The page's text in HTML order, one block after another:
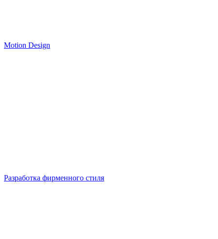
Motion Design
Разработка фирменного стиля